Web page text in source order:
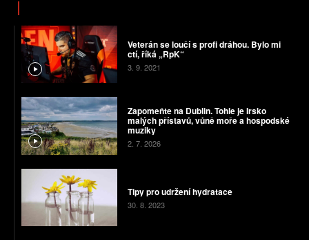
Veterán se loučí s profi dráhou. Bylo mi
ctí, říká „RpK“
3. 9. 2021
Zapomeňte na Dublin. Tohle je Irsko
malých přístavů, vůně moře a hospodské
muziky
2. 7. 2026
Tipy pro udržení hydratace
30. 8. 2023